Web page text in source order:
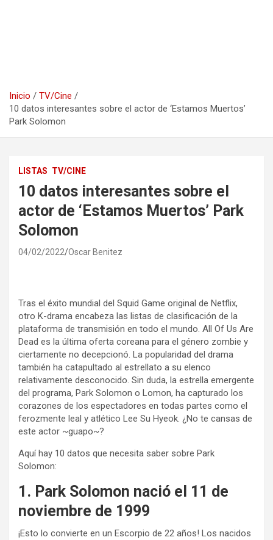
Inicio
TV/Cine
10 datos interesantes sobre el actor de ‘Estamos Muertos’
Park Solomon
LISTAS TV/CINE
10 datos interesantes sobre el
actor de ‘Estamos Muertos’ Park
Solomon
04/02/2022 Oscar Benitez
Tras el éxito mundial del Squid Game original de Netflix,
otro K-drama encabeza las listas de clasificación de la
plataforma de transmisión en todo el mundo. All Of Us Are
Dead es la última oferta coreana para el género zombie y
ciertamente no decepcionó. La popularidad del drama
también ha catapultado al estrellato a su elenco
relativamente desconocido. Sin duda, la estrella emergente
del programa, Park Solomon o Lomon, ha capturado los
corazones de los espectadores en todas partes como el
ferozmente leal y atlético Lee Su Hyeok. ¿No te cansas de
este actor ~guapo~?
Aquí hay 10 datos que necesita saber sobre Park
Solomon:
1. Park Solomon nació el 11 de
noviembre de 1999
¡Esto lo convierte en un Escorpio de 22 años! Los nacidos